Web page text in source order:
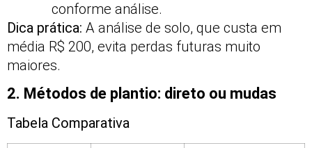
conforme análise.
Dica prática: A análise de solo, que custa em
média R$ 200, evita perdas futuras muito
maiores.
2. Métodos de plantio: direto ou mudas
Tabela Comparativa